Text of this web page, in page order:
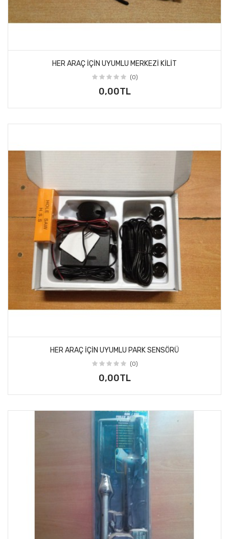
HER ARAÇ IÇIN UYUMLU MERKEZI KILIT
(0)
0,00TL
HER ARAÇ IÇIN UYUMLU PARK SENSÖRÜ
(0)
0,00TL